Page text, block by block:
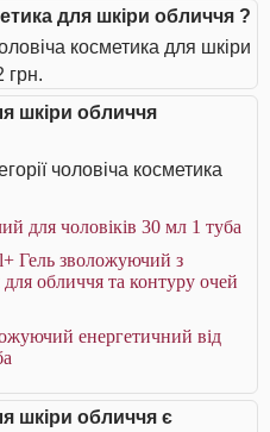
для шкіри обличчя ?
косметика для шкіри
грн.
шкіри обличчя
чоловіча косметика
для чоловіків 30 мл 1 туба
Гель зволожуючий з
обличчя та контуру очей
енергетичний від
шкіри обличчя є